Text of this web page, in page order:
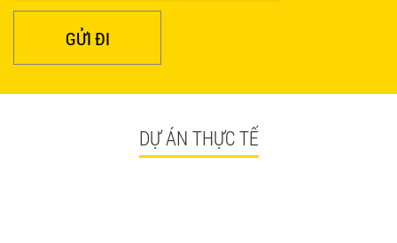
GỬI ĐI
DỰ ÁN THỰC TẾ